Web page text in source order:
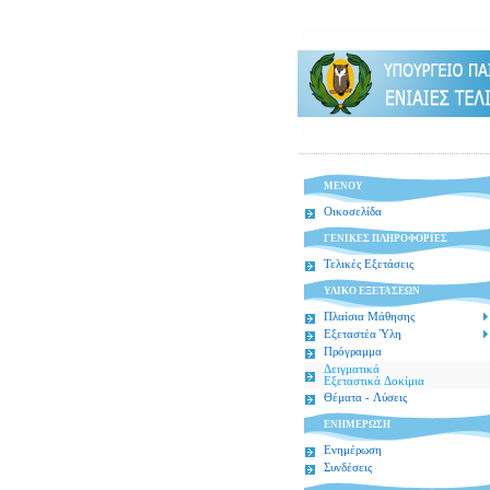
MENOY
Οικοσελίδα
ΓΕΝΙΚΕΣ ΠΛΗΡΟΦΟΡΙΕΣ
Τελικές Εξετάσεις
ΥΛΙΚΟ ΕΞΕΤΑΣΕΩΝ
Πλαίσια Μάθησης
Εξεταστέα Ύλη
Πρόγραμμα
Δειγματικά
Εξεταστικά Δοκίμια
Θέματα - Λύσεις
ΕΝΗΜΕΡΩΣΗ
Ενημέρωση
Συνδέσεις